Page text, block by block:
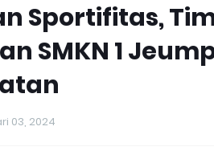
Sportifitas, Tim
SMKN 1
03, 2024